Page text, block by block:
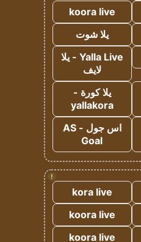
koora live
يلا شوت
Yalla Live - يلا
لايف
يلا كورة -
yallakora
اس جول - AS
Goal
!
kora live
koora live
koora live